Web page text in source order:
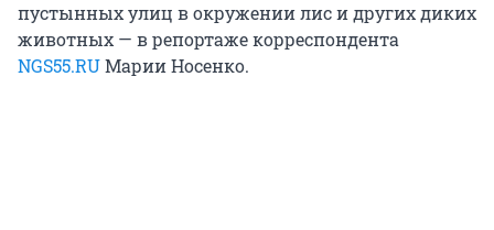
пустынных улиц в окружении лис и других диких
животных — в репортаже корреспондента
NGS55.RUМарии Носенко.